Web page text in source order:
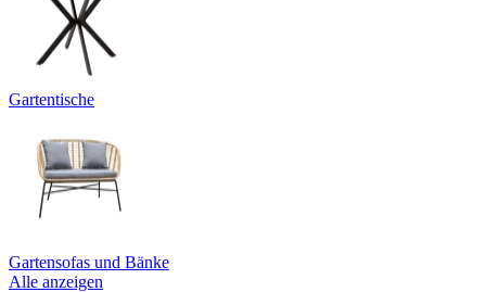
Gartentische
Gartensofas und Bänke
Alle anzeigen